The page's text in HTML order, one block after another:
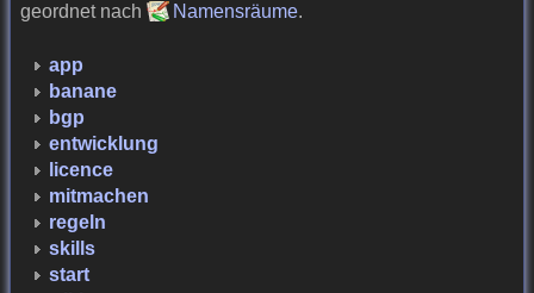
geordnet nach
Namensräume.
app
banane
bgp
entwicklung
licence
mitmachen
regeln
skills
start